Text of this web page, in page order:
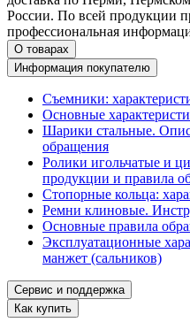
России. По всей продукции
профессиональная
О товарах
Информация покупателю
Съемники:
Основные
Шарики стальные.
обращения
Ролики игольчатые и
продукции и правила
Стопорные кольца:
Ремни клиновые.
Основные правила
Эксплуатационные
манжет (сальников)
Сервис и поддержка
Как купить